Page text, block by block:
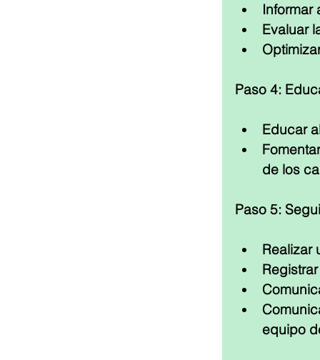
Informar
Evaluar
Paso 4:
Educar
de los
Paso 5:
Realizar
equipo